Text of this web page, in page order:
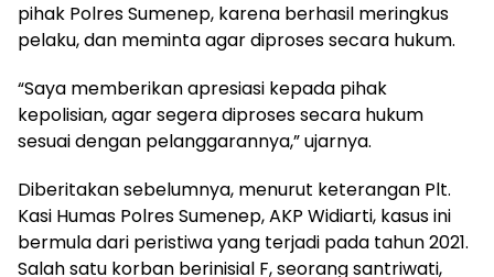
pihak Polres Sumenep, karena berhasil meringkus
pelaku, dan meminta agar diproses secara hukum.
“Saya memberikan apresiasi kepada pihak
kepolisian, agar segera diproses secara hukum
sesuai dengan pelanggarannya,” ujarnya.
Diberitakan sebelumnya, menurut keterangan Plt.
Kasi Humas Polres Sumenep, AKP Widiarti, kasus ini
bermula dari peristiwa yang terjadi pada tahun 2021.
Salah satu korban berinisial F, seorang santriwati,